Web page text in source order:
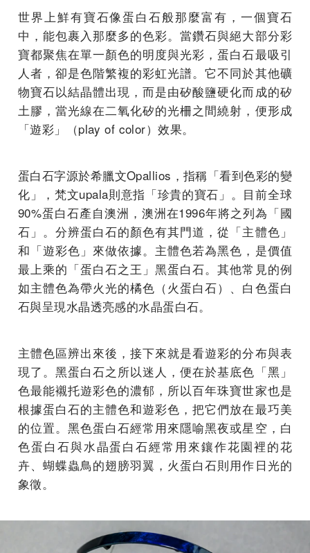
世界上鮮有寶石像蛋白石般那麼富有，一個寶石
中，能包裹入那麼多的色彩。當鑽石與絕大部分彩
寶都聚焦在單一顏色的明度與光彩，蛋白石最吸引
人者，卻是色階繁複的彩虹光譜。它不同於其他礦
物寶石以結晶體出現，而是由矽酸鹽硬化而成的矽
土膠，當光線在二氧化矽的光柵之間繞射，便形成
「遊彩」（play of color）效果。
蛋白石字源於希臘文Opallios，指稱「看到色彩的變
化」，梵文upala則意指「珍貴的寶石」。目前全球
90%蛋白石產自澳洲，澳洲在1996年將之列為「國
石」。分辨蛋白石的顏色有其門道，從「主體色」
和「遊彩色」來做依據。主體色若為黑色，是價值
最上乘的「蛋白石之王」黑蛋白石。其他常見的例
如主體色為帶火光的橘色（火蛋白石）、白色蛋白
石與呈現水晶透亮感的水晶蛋白石。
主體色區辨出來後，接下來就是看遊彩的分布與表
現了。黑蛋白石之所以迷人，便在於基底色「黑」
色最能襯托遊彩色的濃郁，所以百年珠寶世家也是
根據蛋白石的主體色和遊彩色，把它們放在最巧美
的位置。黑色蛋白石經常用來隱喻黑夜或星空，白
色蛋白石與水晶蛋白石經常用來鑲作花園裡的花
卉、蝴蝶蟲鳥的翅膀羽翼，火蛋白石則用作日光的
象徵。